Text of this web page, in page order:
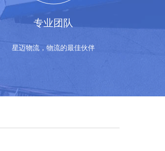
专业团队
星迈物流，物流的最佳伙伴